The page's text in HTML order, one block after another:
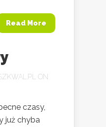
Read More
ON
czasy,
już chyba